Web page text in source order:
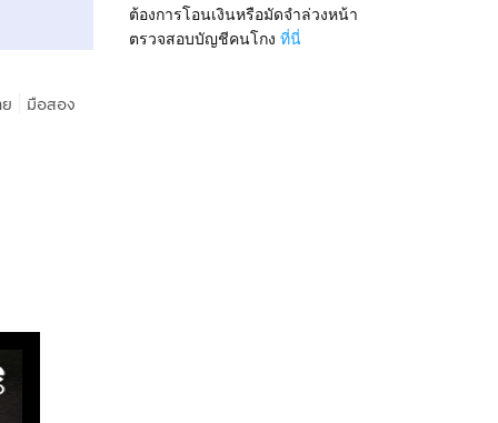
มือสอง
ต้องการโอนเงินหรือมัดจำล่วงหน้า
ตรวจสอบบัญชีคนโกง ที่นี่